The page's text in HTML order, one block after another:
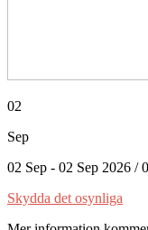
02
Sep
02 Sep - 02 Sep 2026 /
Skydda det osynliga